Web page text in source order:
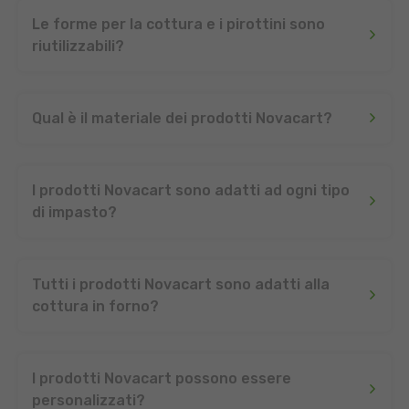
Le forme per la cottura e i pirottini sono
riutilizzabili?
Qual è il materiale dei prodotti Novacart?
I prodotti Novacart sono adatti ad ogni tipo
di impasto?
Tutti i prodotti Novacart sono adatti alla
cottura in forno?
I prodotti Novacart possono essere
personalizzati?